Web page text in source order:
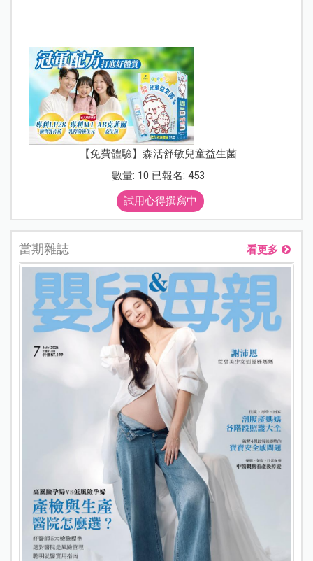
【免費體驗】森活舒敏兒童益生菌
數量: 10 已報名: 453
試用心得撰寫中
當期雜誌 看更多